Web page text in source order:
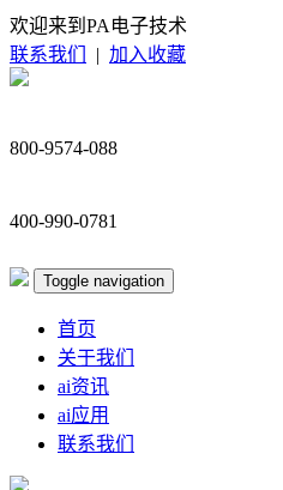
欢迎来到PA电子技术
联系我们
| 加入收藏
800-9574-088
400-990-0781
Toggle navigation
首页
关于我们
ai资讯
ai应用
联系我们